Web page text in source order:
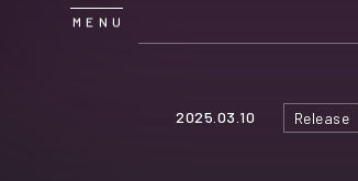
NEWS
2025.03.10 Release